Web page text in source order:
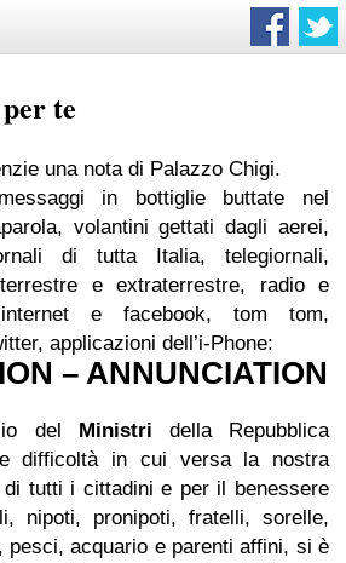
te
una nota di Palazzo Chigi.
in bottiglie buttate nel
volantini gettati dagli aerei,
di tutta Italia, telegiornali,
e extraterrestre, radio e
internet e facebook, tom tom,
applicazioni dell’i-Phone:
– ANNUNCIATION
del Ministri della Repubblica
difficoltà in cui versa la nostra
tutti i cittadini e per il benessere
nipoti, pronipoti, fratelli, sorelle,
pesci, acquario e parenti affini, si è